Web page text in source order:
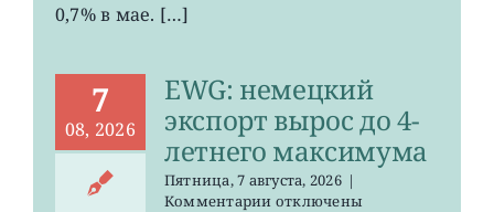
0,7% в мае. […]
7
08, 2026
EWG: немецкий
экспорт вырос до 4-
летнего максимума
Пятница, 7 августа, 2026 |
Комментариикотключены